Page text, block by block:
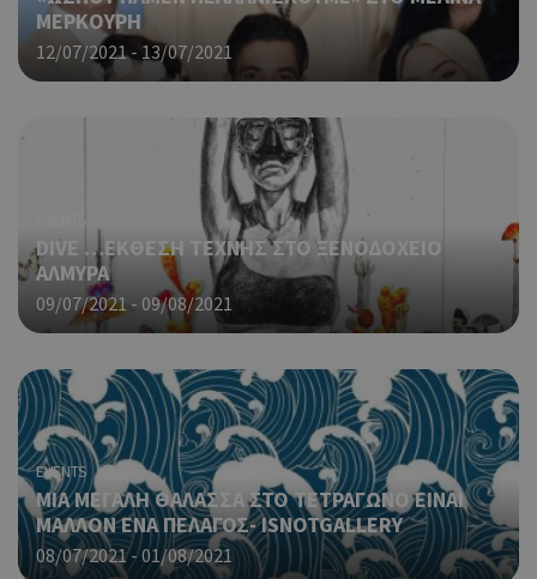
ΜΕΡΚΟΥΡΗ
12/07/2021 - 13/07/2021
DIVE …ΕΚΘΕΣΗ ΤΕΧΝΗΣ ΣΤΟ ΞΕΝΟΔΟΧΕΙΟ
ΑΛΜΥΡΑ
09/07/2021 - 09/08/2021
EVENTS
ΜΙΑ ΜΕΓΑΛΗ ΘΑΛΑΣΣΑ ΣΤΟ ΤΕΤΡΑΓΩΝΟ ΕΙΝΑΙ
ΜΑΛΛΟΝ ΕΝΑ ΠΕΛΑΓΟΣ- ISNOTGALLERY
08/07/2021 - 01/08/2021